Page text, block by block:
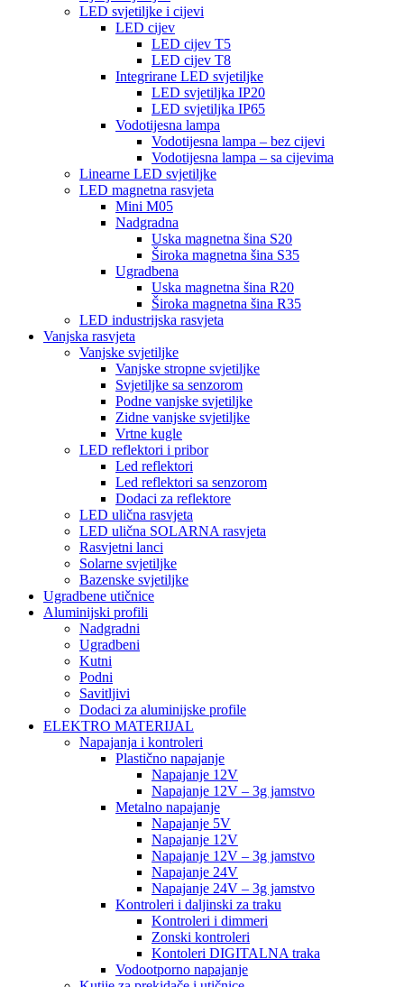
LED svjetiljke i cijevi
LED cijev
LED cijev T5
LED cijev T8
Integrirane LED svjetiljke
LED svjetiljka IP20
LED svjetiljka IP65
Vodotijesna lampa
Vodotijesna lampa – bez cijevi
Vodotijesna lampa – sa cijevima
Linearne LED svjetiljke
LED magnetna rasvjeta
Mini M05
Nadgradna
Uska magnetna šina S20
Široka magnetna šina S35
Ugradbena
Uska magnetna šina R20
Široka magnetna šina R35
LED industrijska rasvjeta
Vanjska rasvjeta
Vanjske svjetiljke
Vanjske stropne svjetiljke
Svjetiljke sa senzorom
Podne vanjske svjetiljke
Zidne vanjske svjetiljke
Vrtne kugle
LED reflektori i pribor
Led reflektori
Led reflektori sa senzorom
Dodaci za reflektore
LED ulična rasvjeta
LED ulična SOLARNA rasvjeta
Rasvjetni lanci
Solarne svjetiljke
Bazenske svjetiljke
Ugradbene utičnice
Aluminijski profili
Nadgradni
Ugradbeni
Kutni
Podni
Savitljivi
Dodaci za aluminijske profile
ELEKTRO MATERIJAL
Napajanja i kontroleri
Plastično napajanje
Napajanje 12V
Napajanje 12V – 3g jamstvo
Metalno napajanje
Napajanje 5V
Napajanje 12V
Napajanje 12V – 3g jamstvo
Napajanje 24V
Napajanje 24V – 3g jamstvo
Kontroleri i daljinski za traku
Kontroleri i dimmeri
Zonski kontroleri
Kontoleri DIGITALNA traka
Vodootporno napajanje